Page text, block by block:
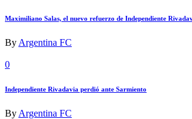
Maximiliano Salas, el nuevo refuerzo de Independiente
By Argentina FC
0
Independiente Rivadavia perdió ante Sarmiento
By Argentina FC